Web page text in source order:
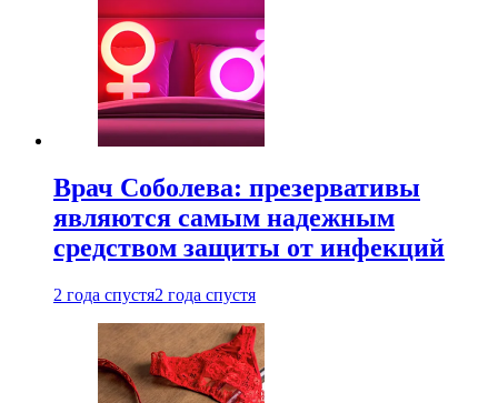
Врач Соболева: презервативы
являются самым надежным
средством защиты от инфекций
2 года спустя2 года спустя